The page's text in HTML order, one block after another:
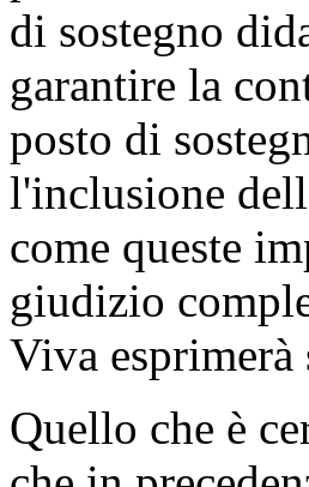
Certo,
potenziamento
di sostegno
garantire la
posto di
l'inclusione
come queste
giudizio
Viva